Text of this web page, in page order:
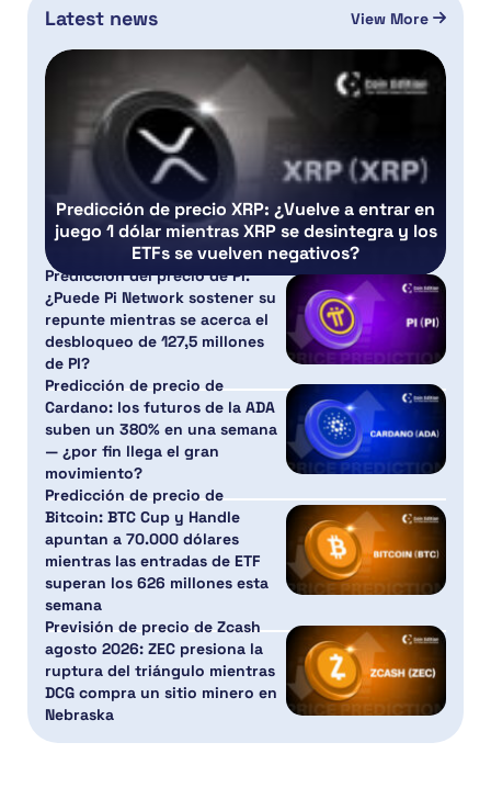
Latest news View More
Predicción de precio XRP: ¿Vuelve a entrar en
juego 1 dólar mientras XRP se desintegra y los
ETFs se vuelven negativos?
Predicción del precio de PI:
¿Puede Pi Network sostener su
repunte mientras se acerca el
desbloqueo de 127,5 millones
de PI?
Predicción de precio de
Cardano: los futuros de la ADA
suben un 380% en una semana
— ¿por fin llega el gran
movimiento?
Predicción de precio de
Bitcoin: BTC Cup y Handle
apuntan a 70.000 dólares
mientras las entradas de ETF
superan los 626 millones esta
semana
Previsión de precio de Zcash
agosto 2026: ZEC presiona la
ruptura del triángulo mientras
DCG compra un sitio minero en
Nebraska